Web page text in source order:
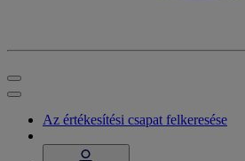
Az értékesítési csapat felkeresése